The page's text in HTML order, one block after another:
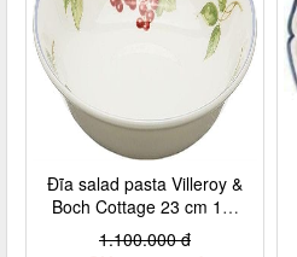
Đĩa salad pasta Villeroy &
Boch Cottage 23 cm 10-
1115-2695
1.100.000 đ